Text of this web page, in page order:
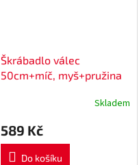
Škrábadlo válec
50cm+míč, myš+pružina
Skladem
589 Kč
Do košíku